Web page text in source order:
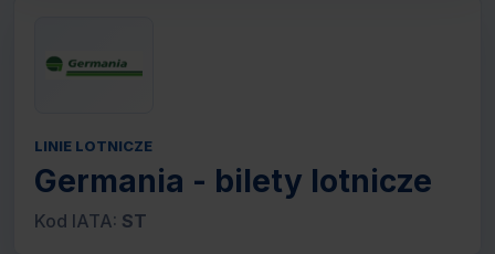
LINIE LOTNICZE
Germania - bilety lotnicze
Kod IATA: ST